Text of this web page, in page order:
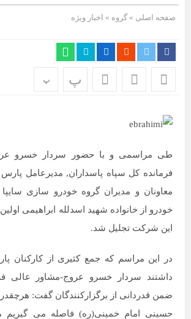
مراسم بزرگداشت سالروز آزادسازی خرمشهر
مراسم گرامیداشت سالروز آزادسازی خرمشهر
مگاموتور
کرد
صفحه اصلی » گروه » اخبار ویژه
پ پ
طی مراسمی و با حضور سردار خسرو
فرمانده کل سپاه پاسداران, مدیرعامل
معاونان و مدیران گروه خودرو سازی
خودرو از خانواده شهید اسدلله ابراهیمی
این شرکت تجلیل شد.
در این مراسم که جمع کثیری از کارکنان
داشتند سردار خسرو عروج-مشاور عالی
ضمن قدردانی از برگزارکنندگان گفت: هرچقدر
حسینی امام خمینی(ره) فاصله می گیریم